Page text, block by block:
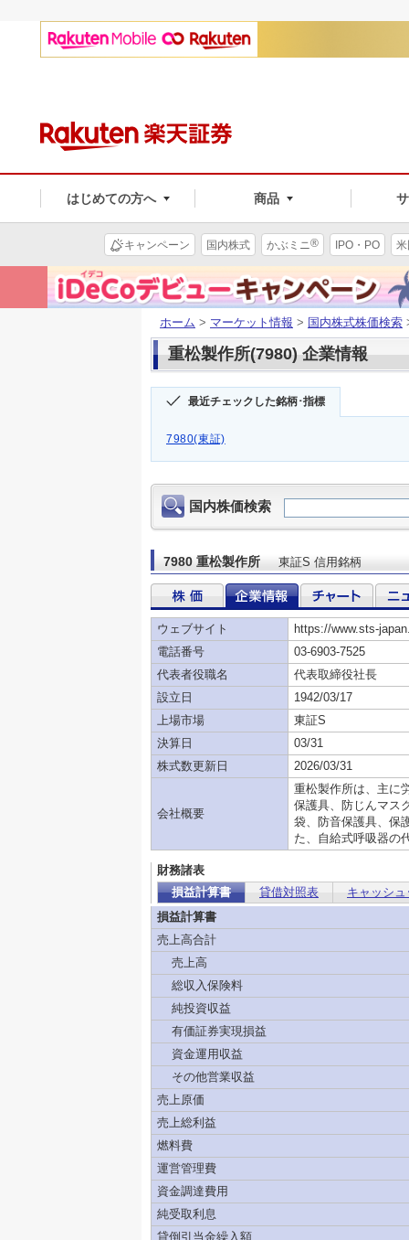
はじめての方へ 商品
キャンペーン 国内株式 かぶミニ® IPO・PO
ホーム > マーケット情報 > 国内株式株価検索
重松製作所(7980) 企業情報
最近チェックした銘柄･指標
7980(東証)